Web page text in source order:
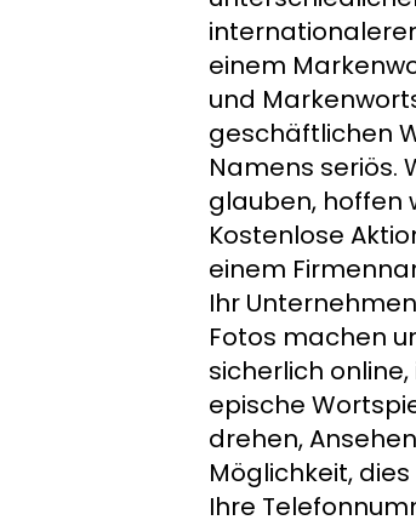
einem
und
geschäftlichen
Namens seriös.
glauben, hoffen
Kostenlose
einem
Ihr
Fotos machen
sicherlich
epische
drehen,
Möglichkeit,
Ihre